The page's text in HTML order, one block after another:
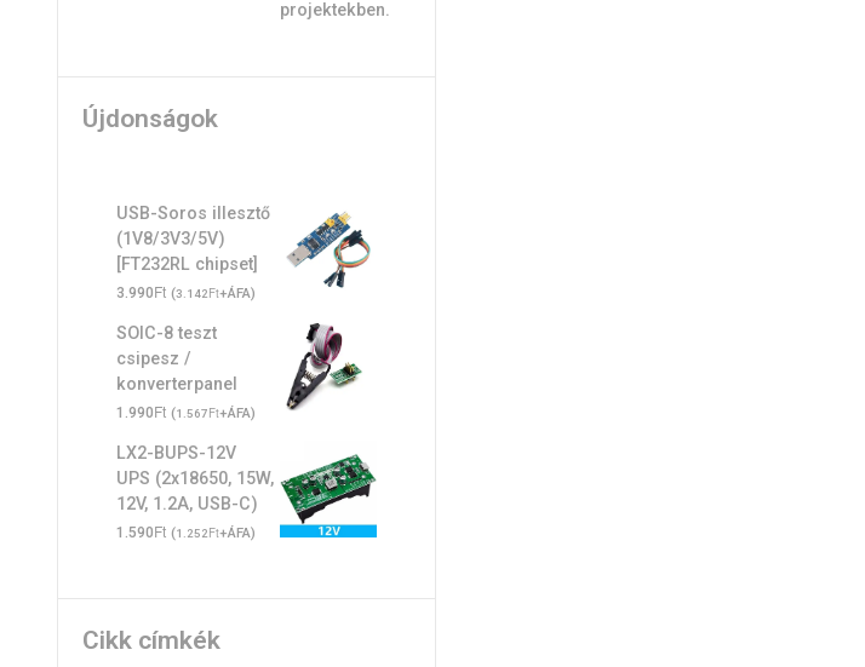
Újdonságok
USB-Soros illesztő
(1V8/3V3/5V)
[FT232RL chipset]
3.990Ft (3.142Ft+ÁFA)
SOIC-8 teszt
csipesz /
konverterpanel
1.990Ft (1.567Ft+ÁFA)
LX2-BUPS-12V
UPS (2x18650, 15W,
12V, 1.2A, USB-C)
1.590Ft (1.252Ft+ÁFA)
Cikk címkék